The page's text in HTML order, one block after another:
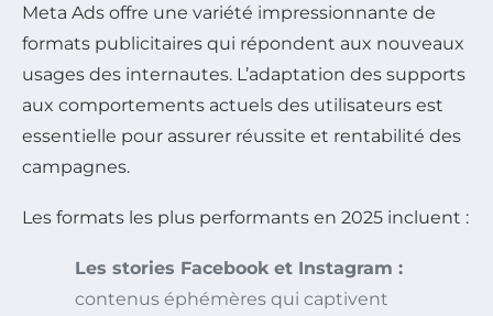
Meta Ads offre une variété impressionnante de
formats publicitaires qui répondent aux nouveaux
usages des internautes. L’adaptation des supports
aux comportements actuels des utilisateurs est
essentielle pour assurer réussite et rentabilité des
campagnes.
Les formats les plus performants en 2025 incluent :
Les stories Facebook et Instagram :
contenus éphémères qui captivent